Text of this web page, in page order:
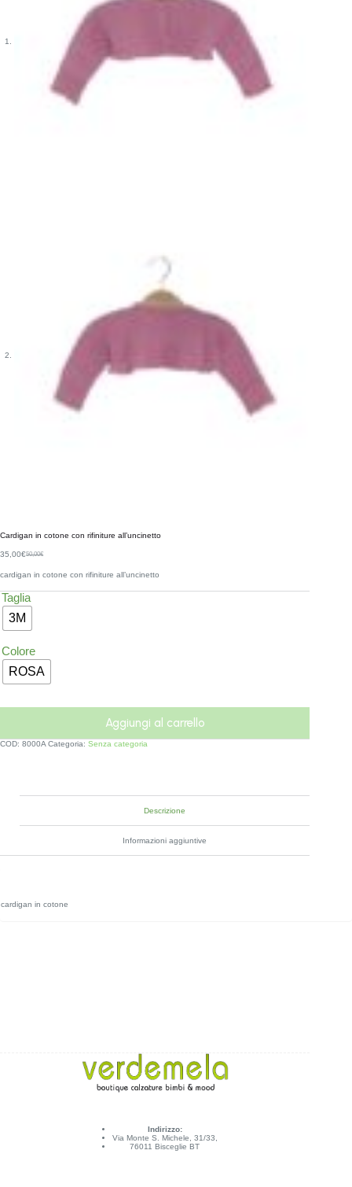
Cardigan in cotone con rifiniture all’uncinetto
50,00€
35,00€
cardigan in cotone con rifiniture all’uncinetto
Taglia
3M
Colore
ROSA
Aggiungi al carrello
COD: 8000A Categoria: Senza categoria
Descrizione
Informazioni aggiuntive
cardigan in cotone
Indirizzo:
Via Monte S. Michele, 31/33,
76011 Bisceglie BT